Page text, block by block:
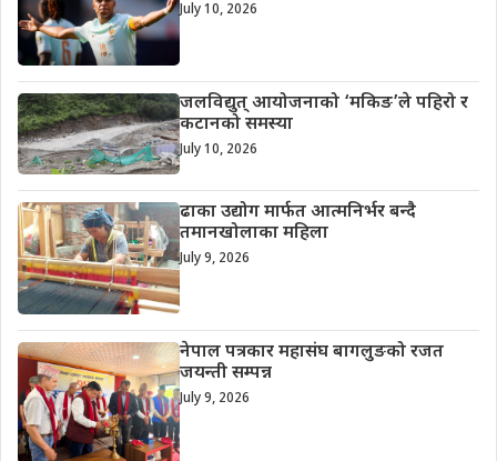
July 10, 2026
जलविद्युत् आयोजनाको ‘मकिङ’ले पहिरो र
कटानको समस्या
July 10, 2026
ढाका उद्योग मार्फत आत्मनिर्भर बन्दै
तमानखोलाका महिला
July 9, 2026
नेपाल पत्रकार महासंघ बागलुङको रजत
जयन्ती सम्पन्न
July 9, 2026